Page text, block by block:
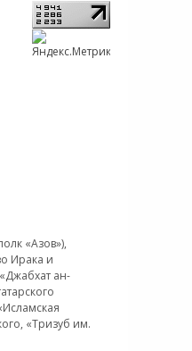
«Азов»),
Ирака и
ан-
«Тризуб им.